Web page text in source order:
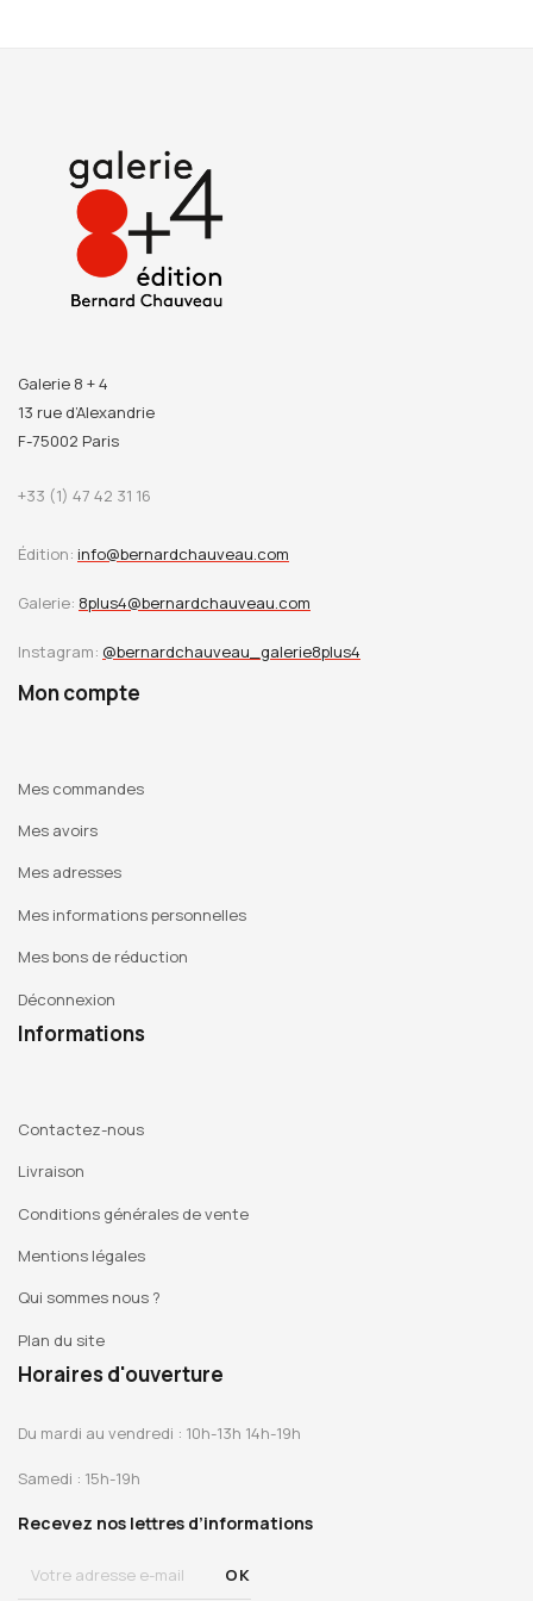
Galerie 8 + 4
13 rue d’Alexandrie
F-75002 Paris
+33 (1) 47 42 31 16
Édition: info@bernardchauveau.com
Galerie: 8plus4@bernardchauveau.com
Instagram: @bernardchauveau_galerie8plus4
Mon compte
Mes commandes
Mes avoirs
Mes adresses
Mes informations personnelles
Mes bons de réduction
Déconnexion
Informations
Contactez-nous
Livraison
Conditions générales de vente
Mentions légales
Qui sommes nous ?
Plan du site
Horaires d'ouverture
Du mardi au vendredi : 10h-13h 14h-19h
Samedi : 15h-19h
Recevez nos lettres d’informations